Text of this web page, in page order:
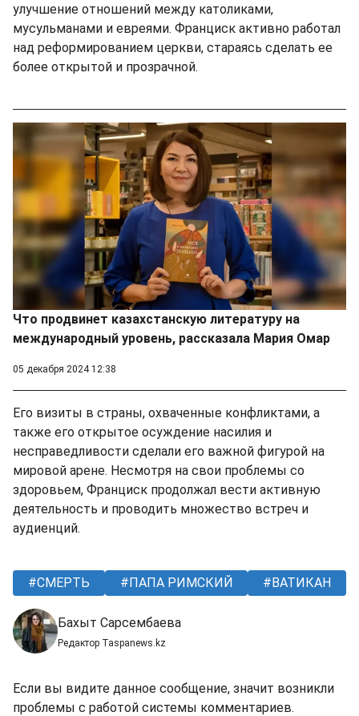
улучшение отношений между католиками,
мусульманами и евреями. Франциск активно работал
над реформированием церкви, стараясь сделать ее
более открытой и прозрачной.
Что продвинет казахстанскую литературу на
международный уровень, рассказала Мария Омар
05 декабря 2024 12:38
Его визиты в страны, охваченные конфликтами, а
также его открытое осуждение насилия и
несправедливости сделали его важной фигурой на
мировой арене. Несмотря на свои проблемы со
здоровьем, Франциск продолжал вести активную
деятельность и проводить множество встреч и
аудиенций.
СМЕРТЬ ПАПА РИМСКИЙ ВАТИКАН
Бахыт Сарсембаева
Редактор Taspanews.kz
Если вы видите данное сообщение, значит возникли
проблемы с работой системы комментариев.